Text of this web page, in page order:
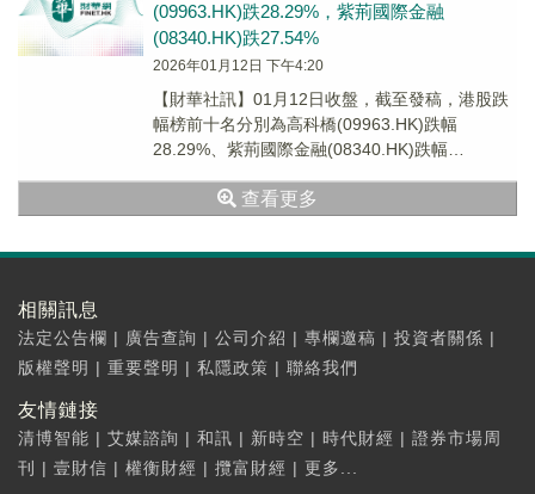
(09963.HK)跌28.29%，紫荊國際金融
(08340.HK)跌27.54%
2026年01月12日 下午4:20
【財華社訊】01月12日收盤，截至發稿，港股跌
幅榜前十名分別為高科橋(09963.HK)跌幅
28.29%、紫荊國際金融(08340.HK)跌幅
查看更多
相關訊息
法定公告欄 | 廣告查詢 | 公司介紹 | 專欄邀稿 | 投資者關係 |
版權聲明 | 重要聲明 | 私隱政策 | 聯絡我們
友情鏈接
清博智能 | 艾媒諮詢 | 和訊 | 新時空 | 時代財經 | 證券市場周
刊
| 壹財信 | 權衡財經 | 攬富財經 | 更多...